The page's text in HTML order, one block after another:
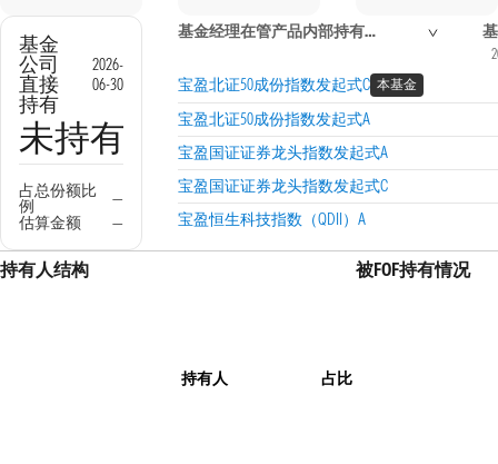
基金
公司
直接
持有
2026-
06-30
未持有
占总份额比
例
—
估算金额
—
基金经理在管产品内部持有信息
宝盈北证50成份指数发起式C 本基金
宝盈北证50成份指数发起式A
宝盈国证证券龙头指数发起式A
宝盈国证证券龙头指数发起式C
宝盈恒生科技指数（QDII）A
持有人结构
持有人 占比
被FOF持有情况